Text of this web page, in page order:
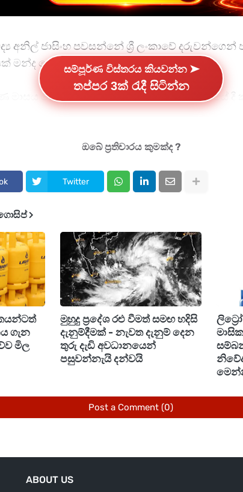
අනිල් ජාසිංහ පවසන්නේ ශ්‍රී ලංකාවේ
මන්ද පෝෂණයෙන් පෙළෙන බවයි.
මාසය වෙනුවෙන් සෞඛ්‍ය ප්‍රවර්ධන කාර්යාංශයේ දී
පැවසුවේය.
සඳහන් කළේ නවතම සමීක්ෂණ වාර්තා
සම්පූර්ණ විස්තරය කියවන්න ➤
තප්පර 3ක් රැදී සිටින්න
ඔබේ ප්‍රතිචාරය කුමක්ද ?
Twitter
ගැන
මිල
මුහුදු ප්‍රදේශ රළු වීමත් සමඟ හදිසි
දැනුම්දීමක් - නැවත දැනුම් දෙන
තුරු දැඩි අවධානයෙන්
පසුවන්නැයි දන්වයි
Post a Comment (0)
ABOUT US